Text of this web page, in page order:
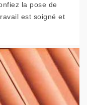
la pose de
est soigné et